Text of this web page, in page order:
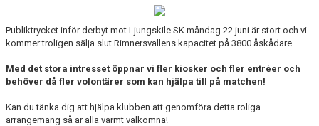
Publiktrycket inför derbyt mot Ljungskile SK måndag 22 juni är stort och vi
kommer troligen sälja slut Rimnersvallens kapacitet på 3800 åskådare.
Med det stora intresset öppnar vi fler kiosker och fler entréer och
behöver då fler volontärer som kan hjälpa till på matchen!
Kan du tänka dig att hjälpa klubben att genomföra detta roliga
arrangemang så är alla varmt välkomna!